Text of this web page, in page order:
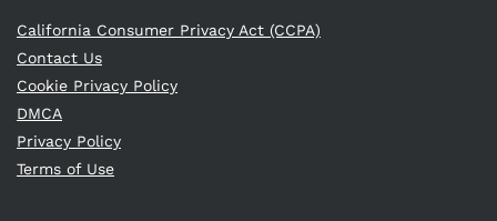
California Consumer Privacy Act (CCPA)
Contact Us
Cookie Privacy Policy
DMCA
Privacy Policy
Terms of Use